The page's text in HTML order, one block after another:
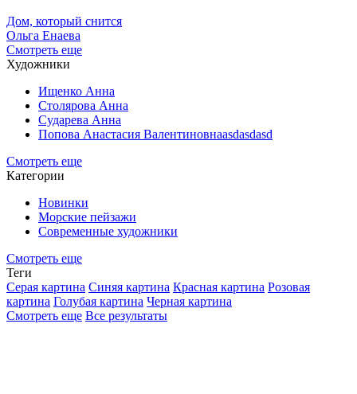
Дом, который снится
Ольга Енаева
Смотреть еще
Художники
Ищенко Анна
Столярова Анна
Сударева Анна
Попова Анастасия Валентиновнаasdasdasd
Смотреть еще
Категории
Новинки
Морские пейзажи
Современные художники
Смотреть еще
Теги
Серая картина Синяя картина Красная картина Розовая
картина Голубая картина Черная картина
Смотреть еще Все результаты